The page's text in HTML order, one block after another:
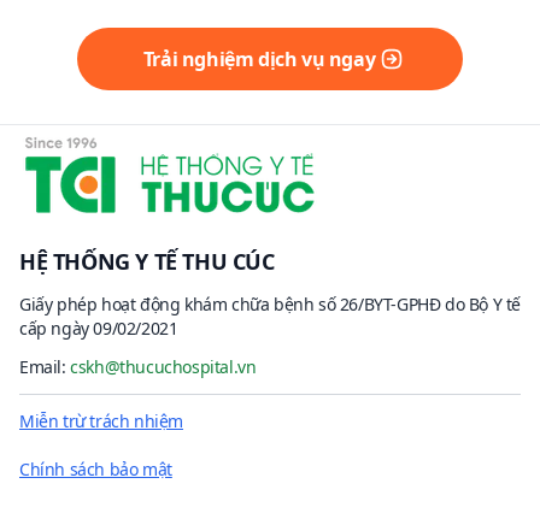
Trải nghiệm dịch vụ ngay
HỆ THỐNG Y TẾ THU CÚC
Giấy phép hoạt động khám chữa bệnh số 26/BYT-GPHĐ do Bộ Y tế
cấp ngày 09/02/2021
Email:cskh@thucuchospital.vn
Miễn trừ trách nhiệm
Chính sách bảo mật